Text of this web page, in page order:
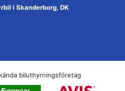
i Skanderborg, DK
biluthyrningsföretag